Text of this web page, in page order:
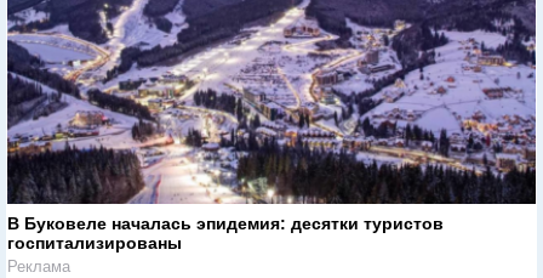
В Буковеле началась эпидемия: десятки туристов
госпитализированы
Реклама